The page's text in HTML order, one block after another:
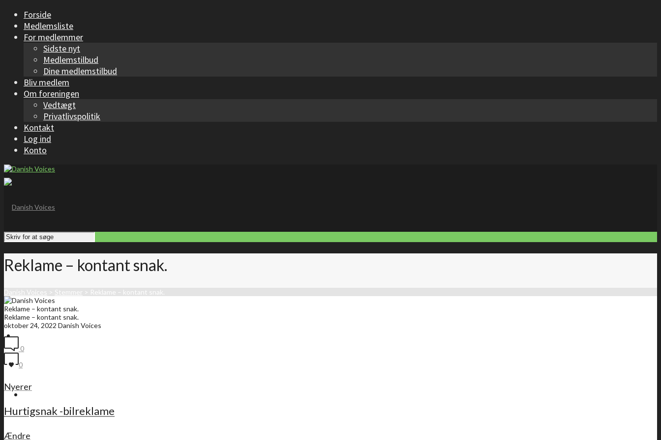
Forside
Medlemsliste
For medlemmer
Sidste nyt
Medlemstilbud
Dine medlemstilbud
Bliv medlem
Om foreningen
Vedtægt
Privatlivspolitik
Kontakt
Log ind
Konto
Forside
Medlemsliste
Reklame – kontant snak.
Danish Voices > Stemmer > Reklame – kontant snak.
Reklame – kontant snak.
Reklame – kontant snak.
oktober 24, 2022 Danish Voices
0
0
Nyerer
Hurtigsnak -bilreklame
Ændre